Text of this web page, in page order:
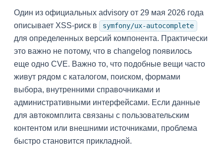
Один из официальных advisory от 29 мая 2026 года
описывает XSS-риск в
symfony/ux-autocomplete
для определенных версий компонента. Практически
это важно не потому, что в changelog появилось
еще одно CVE. Важно то, что подобные вещи часто
живут рядом с каталогом, поиском, формами
выбора, внутренними справочниками и
административными интерфейсами. Если данные
для автокомплита связаны с пользовательским
контентом или внешними источниками, проблема
быстро становится прикладной.